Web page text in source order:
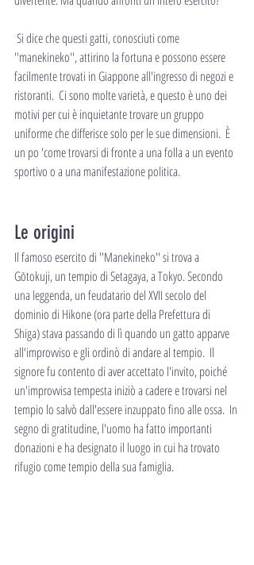
''manekineko'', attirino la fortuna e possono essere
facilmente trovati in Giappone all'ingresso di negozi e
ristoranti.  Ci sono molte varietà, e questo è uno dei
motivi per cui è inquietante trovare un gruppo
uniforme che differisce solo per le sue dimensioni.  È
un po 'come trovarsi di fronte a una folla a un evento
sportivo o a una manifestazione politica.
Le origini
Il famoso esercito di ''Manekineko'' si trova a
Gōtokuji, un tempio di Setagaya, a Tokyo. Secondo
una leggenda, un feudatario del XVII secolo del
dominio di Hikone (ora parte della Prefettura di
Shiga) stava passando di lì quando un gatto apparve
all'improvviso e gli ordinò di andare al tempio.  Il
signore fu contento di aver accettato l'invito, poiché
un'improvvisa tempesta iniziò a cadere e trovarsi nel
tempio lo salvò dall'essere inzuppato fino alle ossa.  In
segno di gratitudine, l'uomo ha fatto importanti
donazioni e ha designato il luogo in cui ha trovato
rifugio come tempio della sua famiglia.